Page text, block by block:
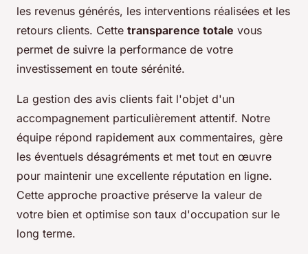
les revenus générés, les interventions réalisées et les
retours clients. Cette transparence totale vous
permet de suivre la performance de votre
investissement en toute sérénité.
La gestion des avis clients fait l'objet d'un
accompagnement particulièrement attentif. Notre
équipe répond rapidement aux commentaires, gère
les éventuels désagréments et met tout en œuvre
pour maintenir une excellente réputation en ligne.
Cette approche proactive préserve la valeur de
votre bien et optimise son taux d'occupation sur le
long terme.